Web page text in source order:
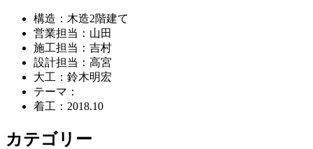
構造：木造2階建て
営業担当：山田
施工担当：吉村
設計担当：高宮
大工：鈴木明宏
テーマ：
着工：2018.10
カテゴリー